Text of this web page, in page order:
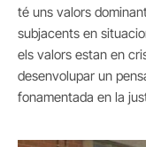
té uns valors
subjacents en
els valors estan en
desenvolupar un
fonamentada en la